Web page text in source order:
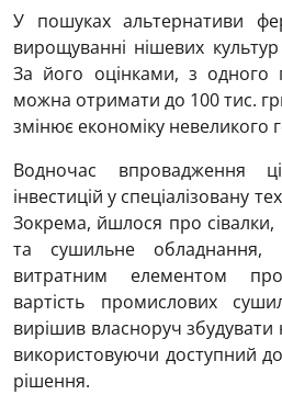
У пошуках альтернативи
вирощуванні нішевих
За його оцінками, з одного
можна отримати до 100 тис.
змінює економіку невеликого
Водночас впровадження
інвестицій у спеціалізовану
Зокрема, йшлося про сівалки,
та сушильне обладнання,
витратним елементом
вартість промислових
вирішив власноруч
використовуючи доступний
рішення.